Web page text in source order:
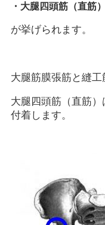
・大腿四頭筋（直筋）
が挙げられます。
大腿筋膜張筋と縫
大腿四頭筋（直筋
付着します。